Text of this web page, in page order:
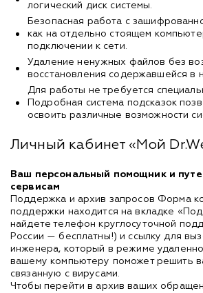
логический диск системы.
Безопасная работа с
как на отдельно стоящем
подключении к сети.
Удаление ненужных файлов без
восстановления содержавшейся в
Для работы не требуется
Подробная система подсказок
освоить различные возможности
Личный кабинет «Мой
Ваш персональный помощник и
сервисам
Поддержка и архив запросов Форма
поддержки находится на вкладке
найдете телефон круглосуточной
России — бесплатны!) и ссылку для
инженера, который в режиме
вашему компьютеру поможет решить
связанную с вирусами.
Чтобы перейти в архив ваших